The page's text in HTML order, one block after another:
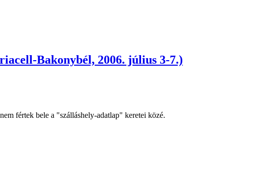
Bakonybél, 2006. július 3-7.)
fértek bele a "szálláshely-adatlap" keretei közé.